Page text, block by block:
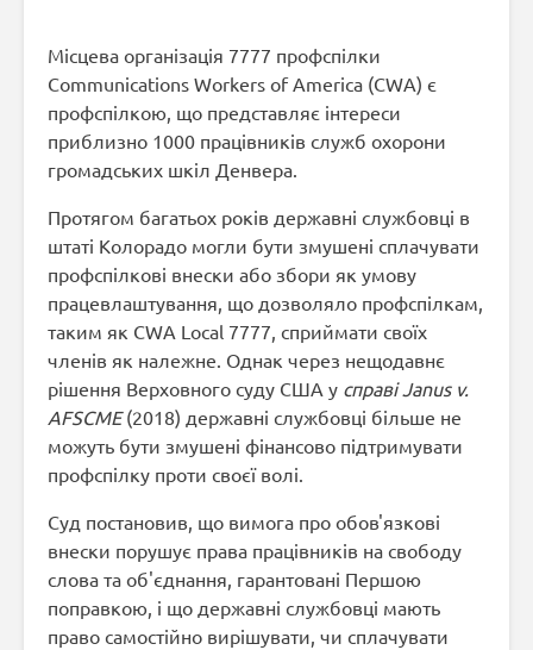
Місцева організація 7777 профспілки
Communications Workers of America (CWA) є
профспілкою, що представляє інтереси
приблизно 1000 працівників служб охорони
громадських шкіл Денвера.
Протягом багатьох років державні службовці в
штаті Колорадо могли бути змушені сплачувати
профспілкові внески або збори як умову
працевлаштування, що дозволяло профспілкам,
таким як CWA Local 7777, сприймати своїх
членів як належне. Однак через нещодавнє
рішення Верховного суду США у справі Janus v.
AFSCME(2018) державні службовці більше не
можуть бути змушені фінансово підтримувати
профспілку проти своєї волі.
Суд постановив, що вимога про обов'язкові
внески порушує права працівників на свободу
слова та об'єднання, гарантовані Першою
поправкою, і що державні службовці мають
право самостійно вирішувати, чи сплачувати